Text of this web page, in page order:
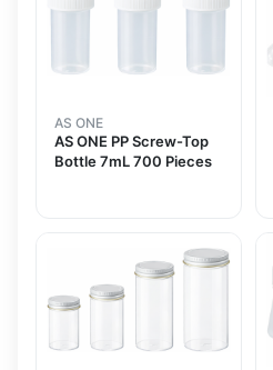
AS ONE
AS ONE PP Screw-Top
Bottle 7mL 700 Pieces